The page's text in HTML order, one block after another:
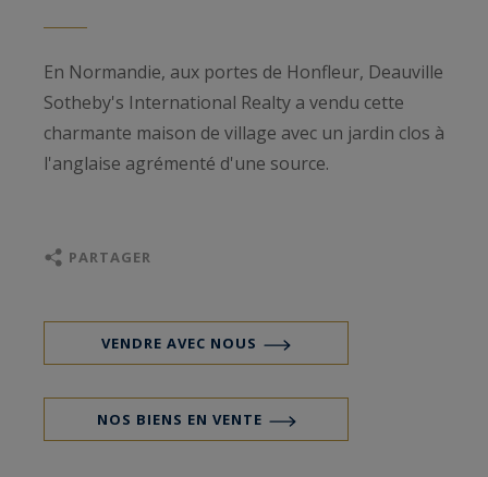
En Normandie, aux portes de Honfleur, Deauville
Sotheby's International Realty a vendu cette
charmante maison de village avec un jardin clos à
l'anglaise agrémenté d'une source.
PARTAGER
VENDRE AVEC NOUS
NOS BIENS EN VENTE